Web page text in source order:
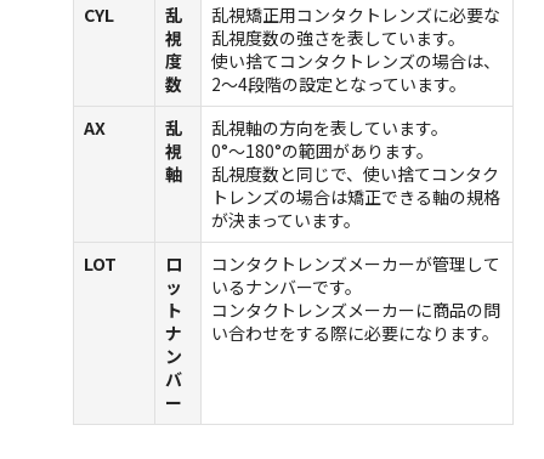
CYL
乱
視
度
数
乱視矯正用コンタクトレンズに必要な
乱視度数の強さを表しています。
使い捨てコンタクトレンズの場合は、
2～4段階の設定となっています。
AX
乱
視
軸
乱視軸の方向を表しています。
0°～180°の範囲があります。
乱視度数と同じで、使い捨てコンタク
トレンズの場合は矯正できる軸の規格
が決まっています。
LOT
ロ
ッ
ト
ナ
ン
バ
ー
コンタクトレンズメーカーが管理して
いるナンバーです。
コンタクトレンズメーカーに商品の問
い合わせをする際に必要になります。